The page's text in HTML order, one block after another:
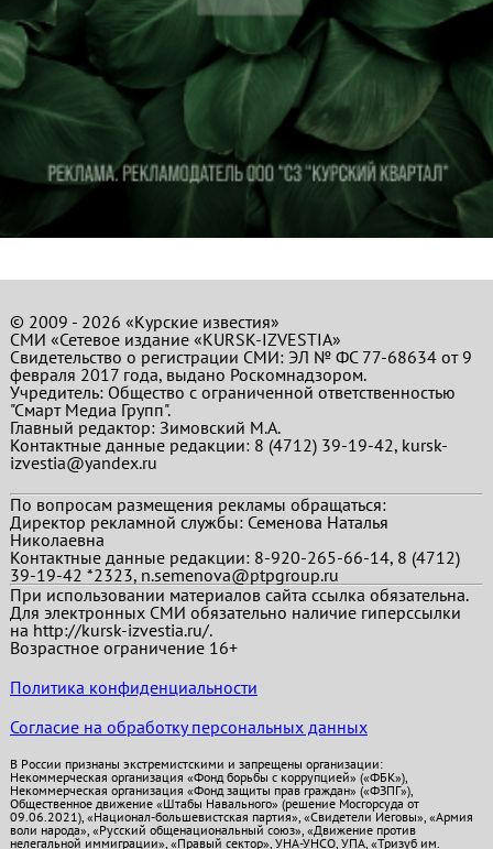
© 2009 - 2026 «Курские известия»
СМИ «Сетевое издание «KURSK-IZVESTIA»
Свидетельство о регистрации СМИ: ЭЛ № ФС 77-68634 от 9
февраля 2017 года, выдано Роскомнадзором.
Учредитель: Общество с ограниченной ответственностью
"Смарт Медиа Групп".
Главный редактор:Зимовский М.А.
Контактные данные редакции: 8 (4712) 39-19-42, kursk-
izvestia@yandex.ru
По вопросам размещения рекламы обращаться:
Директор рекламной службы: Семенова Наталья
Николаевна
Контактные данные редакции: 8-920-265-66-14, 8 (4712)
39-19-42 *2323, n.semenova@ptpgroup.ru
При использовании материалов сайта ссылка обязательна.
Для электронных СМИ обязательно наличие гиперссылки
на http://kursk-izvestia.ru/.
Возрастное ограничение 16+
Политика конфиденциальности
Согласие на обработку персональных данных
В России признаны экстремистскими и запрещены организации:
Некоммерческая организация «Фонд борьбы с коррупцией» («ФБК»),
Некоммерческая организация «Фонд защиты прав граждан» («ФЗПГ»),
Общественное движение «Штабы Навального» (решение Мосгорсуда от
09.06.2021), «Национал-большевистская партия», «Свидетели Иеговы», «Армия
воли народа», «Русский общенациональный союз», «Движение против
нелегальной иммиграции», «Правый сектор», УНА-УНСО, УПА, «Тризуб им.